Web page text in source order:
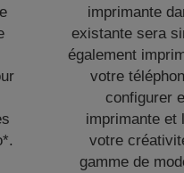
imprimante
existante sera
également
votre
configurer
imprimante et
votre
gamme de